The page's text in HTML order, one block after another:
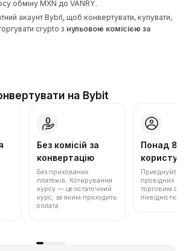
обміну MXN до VANRY.
акаунт Bybit, щоб конвертувати, купувати,
crypto з нульовою комісією за
на Bybit
Без комісій за
конвертацію
Без прихованих
платежів. Котирування
курсу — це остаточний
курс, за яким проходить
оплата.
Понад 86
Приєднуйтеся
провідних
торговим
ліквідністю.